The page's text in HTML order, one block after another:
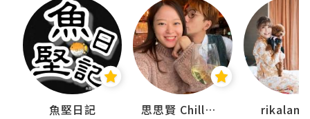
魚堅日記 思思賢 ChillMyBabe